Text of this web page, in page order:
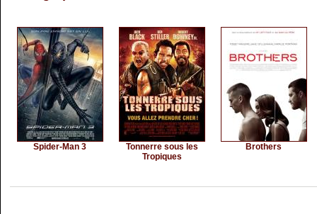
Spider-Man 3
Tonnerre sous les
Tropiques
Brothers